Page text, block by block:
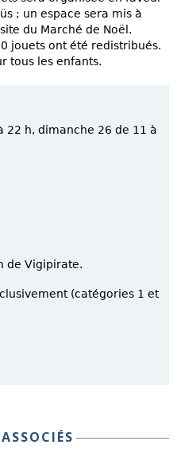
; un espace sera mis à
du Marché de Noël.
jouets ont été redistribués.
tous les enfants.
22 h, dimanche 26 de 11 à
de Vigipirate.
(catégories 1 et